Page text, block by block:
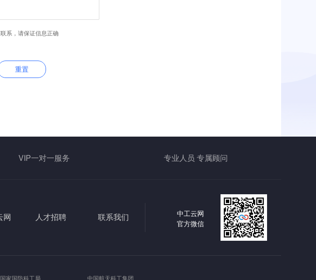
系，请保证信息正确
重置
VIP一对一服务 专业人员 专属顾问
中工云网
官方微信
网 人才招聘 联系我们
国家国防科工局 中国航天科工集团